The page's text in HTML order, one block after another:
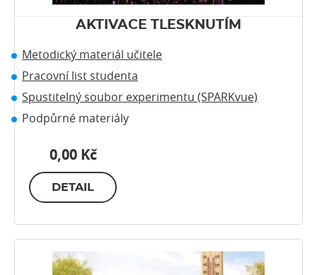
AKTIVACE TLESKNUTÍM
Metodický materiál učitele
Pracovní list studenta
Spustitelný soubor experimentu (SPARKvue)
Podpůrné materiály
0,00 Kč
DETAIL